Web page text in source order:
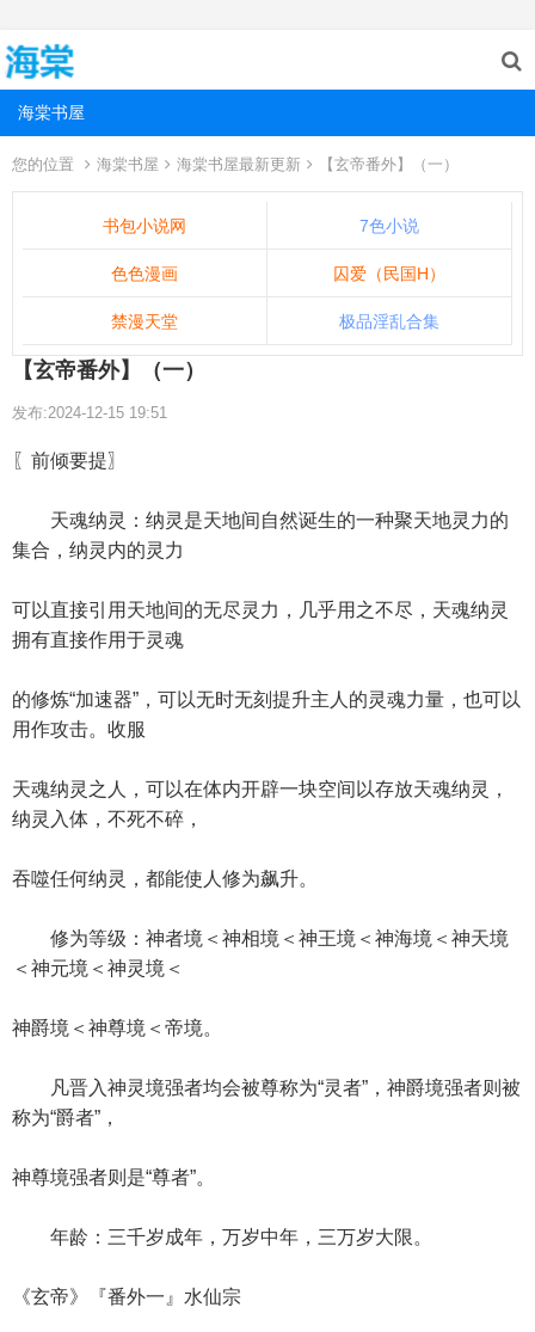
海棠书屋
您的位置 海棠书屋 海棠书屋最新更新 【玄帝番外】（一）
书包小说网 7色小说
色色漫画 囚爱（民国H）
禁漫天堂 极品淫乱合集
【玄帝番外】（一）
发布:2024-12-15 19:51
〖前倾要提〗
天魂纳灵：纳灵是天地间自然诞生的一种聚天地灵力的
集合，纳灵内的灵力
可以直接引用天地间的无尽灵力，几乎用之不尽，天魂纳灵
拥有直接作用于灵魂
的修炼“加速器”，可以无时无刻提升主人的灵魂力量，也可以
用作攻击。收服
天魂纳灵之人，可以在体内开辟一块空间以存放天魂纳灵，
纳灵入体，不死不碎，
吞噬任何纳灵，都能使人修为飙升。
修为等级：神者境＜神相境＜神王境＜神海境＜神天境
＜神元境＜神灵境＜
神爵境＜神尊境＜帝境。
凡晋入神灵境强者均会被尊称为“灵者”，神爵境强者则被
称为“爵者”，
神尊境强者则是“尊者”。
年龄：三千岁成年，万岁中年，三万岁大限。
《玄帝》『番外一』水仙宗